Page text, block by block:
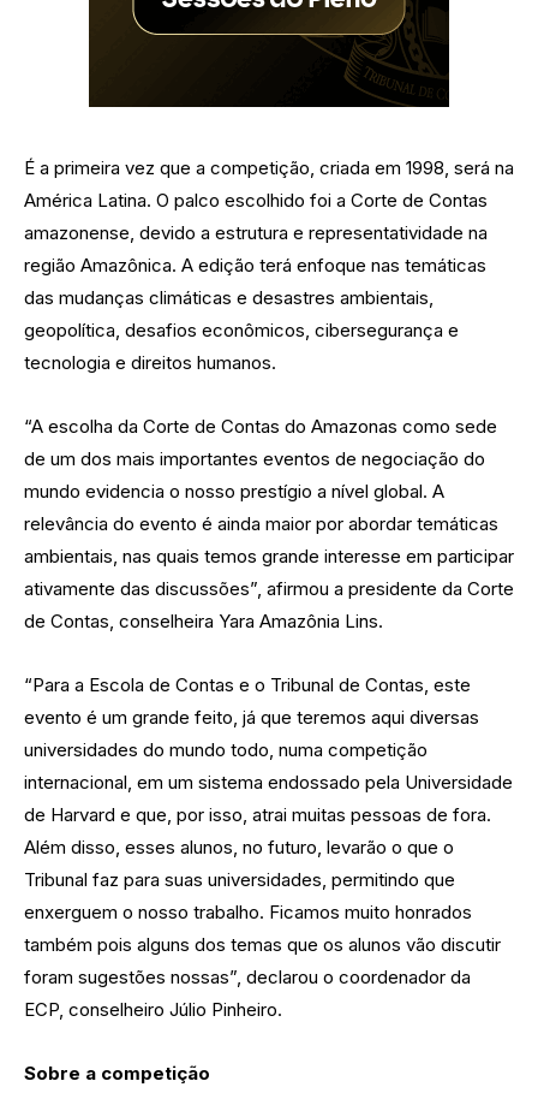
É a primeira vez que a competição, criada em 1998, será na
América Latina. O palco escolhido foi a Corte de Contas
amazonense, devido a estrutura e representatividade na
região Amazônica. A edição terá enfoque nas temáticas
das mudanças climáticas e desastres ambientais,
geopolítica, desafios econômicos, cibersegurança e
tecnologia e direitos humanos.
“A escolha da Corte de Contas do Amazonas como sede
de um dos mais importantes eventos de negociação do
mundo evidencia o nosso prestígio a nível global. A
relevância do evento é ainda maior por abordar temáticas
ambientais, nas quais temos grande interesse em participar
ativamente das discussões”, afirmou a presidente da Corte
de Contas, conselheira Yara Amazônia Lins.
“Para a Escola de Contas e o Tribunal de Contas, este
evento é um grande feito, já que teremos aqui diversas
universidades do mundo todo, numa competição
internacional, em um sistema endossado pela Universidade
de Harvard e que, por isso, atrai muitas pessoas de fora.
Além disso, esses alunos, no futuro, levarão o que o
Tribunal faz para suas universidades, permitindo que
enxerguem o nosso trabalho. Ficamos muito honrados
também pois alguns dos temas que os alunos vão discutir
foram sugestões nossas”, declarou o coordenador da
ECP, conselheiro Júlio Pinheiro.
Sobre a competição